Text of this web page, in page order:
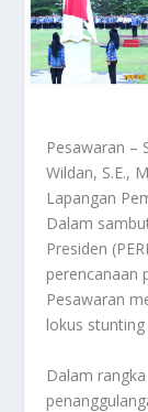
Pesawaran –
Wildan, S.E.,
Lapangan
Dalam
Presiden
perencanaan
Pesawaran
lokus
Dalam